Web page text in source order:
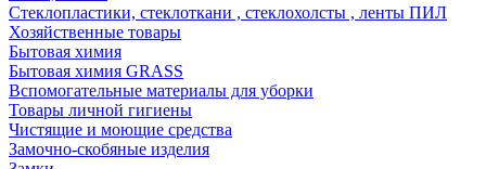
Стеклопластики, стеклоткани , стеклохолсты , ленты ПИЛ
Хозяйственные товары
Бытовая химия
Бытовая химия GRASS
Вспомогательные материалы для уборки
Товары личной гигиены
Чистящие и моющие средства
Замочно-скобяные изделия